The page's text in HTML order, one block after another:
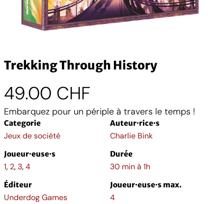
Trekking Through History
49.00 CHF
Embarquez pour un périple à travers le temps !
Categorie
Jeux de société
Auteur·rice·s
Charlie Bink
Joueur·euse·s
1, 2, 3,4
Durée
30 min à 1h
Éditeur
Underdog Games
Joueur·euse·s max.
4